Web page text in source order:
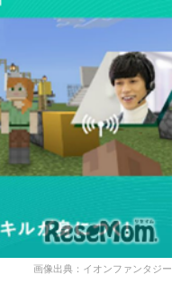
画像出典：イオンファンタジー